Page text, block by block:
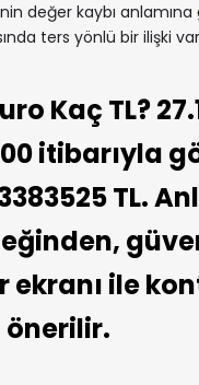
değer kaybı
ters yönlü bir ilişki
Kaç TL?
itibarıyla
TL.
ekranı ile
önerilir.